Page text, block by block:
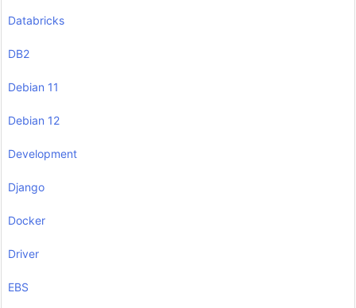
Databricks
DB2
Debian 11
Debian 12
Development
Django
Docker
Driver
EBS